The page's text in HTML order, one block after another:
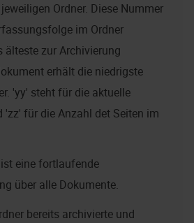
Ordner. Diese Nummer
im Ordner
älteste zur Archivierung
erhält die niedrigste
'yy' steht für die aktuelle
'zz' für die Anzahl det Seiten im
eine fortlaufende
über alle Dokumente.
bereits archivierte und